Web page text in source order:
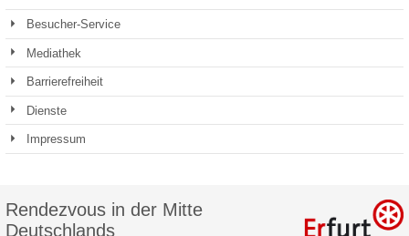
Besucher-Service
Mediathek
Barrierefreiheit
Dienste
Impressum
Rendezvous in der Mitte
Deutschlands